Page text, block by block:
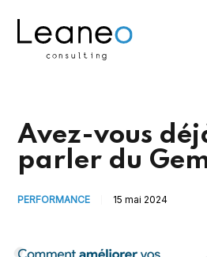
Avez-vous
parler du
PERFORMANCE 15 mai 2024